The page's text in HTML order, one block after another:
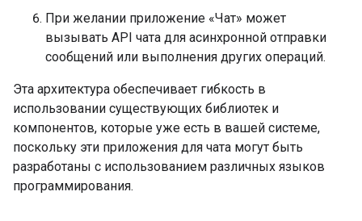
При желании приложение «Чат» может
вызывать API чата для асинхронной отправки
сообщений или выполнения других операций.
Эта архитектура обеспечивает гибкость в
использовании существующих библиотек и
компонентов, которые уже есть в вашей системе,
поскольку эти приложения для чата могут быть
разработаны с использованием различных языков
программирования.